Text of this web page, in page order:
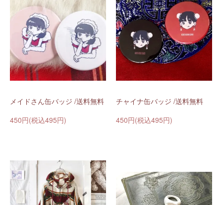
メイドさん缶バッジ /送料無料
450円(税込495円)
チャイナ缶バッジ /送料無料
450円(税込495円)